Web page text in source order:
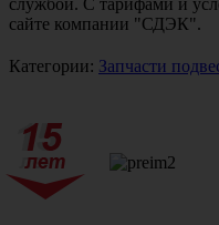
сайте компании "СДЭК".
Категории: Запчасти